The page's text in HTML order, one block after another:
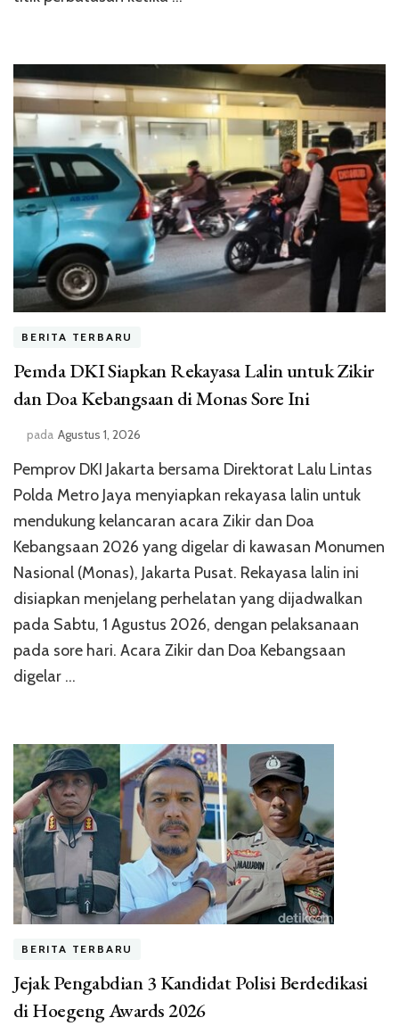
BERITA TERBARU
Pemda DKI Siapkan Rekayasa Lalin untuk Zikir
dan Doa Kebangsaan di Monas Sore Ini
pada Agustus 1, 2026
Pemprov DKI Jakarta bersama Direktorat Lalu Lintas
Polda Metro Jaya menyiapkan rekayasa lalin untuk
mendukung kelancaran acara Zikir dan Doa
Kebangsaan 2026 yang digelar di kawasan Monumen
Nasional (Monas), Jakarta Pusat. Rekayasa lalin ini
disiapkan menjelang perhelatan yang dijadwalkan
pada Sabtu, 1 Agustus 2026, dengan pelaksanaan
pada sore hari. Acara Zikir dan Doa Kebangsaan
digelar …
BERITA TERBARU
Jejak Pengabdian 3 Kandidat Polisi Berdedikasi
di Hoegeng Awards 2026